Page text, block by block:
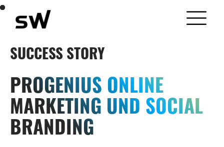
SUCCESS STORY
PROGENIUS ONLINE
MARKETING UND SOCIAL
BRANDING